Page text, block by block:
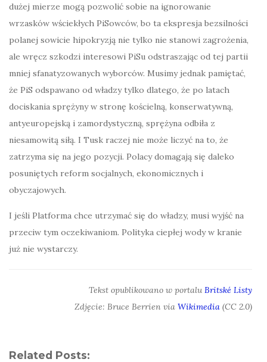
dużej mierze mogą pozwolić sobie na ignorowanie
wrzasków wściekłych PiSowców, bo ta ekspresja bezsilności
polanej sowicie hipokryzją nie tylko nie stanowi zagrożenia,
ale wręcz szkodzi interesowi PiSu odstraszając od tej partii
mniej sfanatyzowanych wyborców. Musimy jednak pamiętać,
że PiS odspawano od władzy tylko dlatego, że po latach
dociskania sprężyny w stronę kościelną, konserwatywną,
antyeuropejską i zamordystyczną, sprężyna odbiła z
niesamowitą siłą. I Tusk raczej nie może liczyć na to, że
zatrzyma się na jego pozycji. Polacy domagają się daleko
posuniętych reform socjalnych, ekonomicznych i
obyczajowych.
I jeśli Platforma chce utrzymać się do władzy, musi wyjść na
przeciw tym oczekiwaniom. Polityka ciepłej wody w kranie
już nie wystarczy.
Tekst opublikowano w portalu Britské Listy
Zdjęcie: Bruce Berrien via Wikimedia (CC 2.0)
Related Posts: